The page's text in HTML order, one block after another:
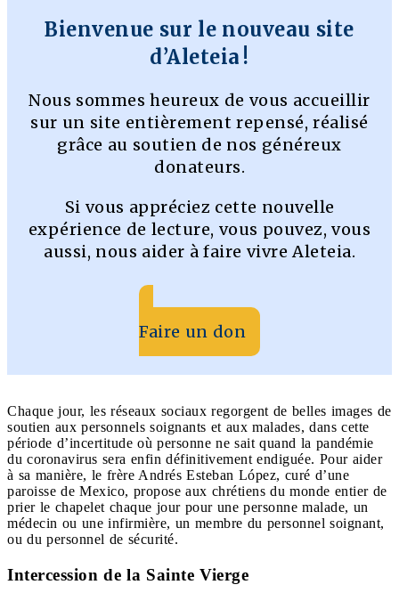
Bienvenue sur le nouveau site
d’Aleteia !
Nous sommes heureux de vous accueillir
sur un site entièrement repensé, réalisé
grâce au soutien de nos généreux
donateurs.
Si vous appréciez cette nouvelle
expérience de lecture, vous pouvez, vous
aussi, nous aider à faire vivre Aleteia.
Faire un don
Chaque jour, les réseaux sociaux regorgent de belles images de
soutien aux personnels soignants et aux malades, dans cette
période d’incertitude où personne ne sait quand la pandémie
du coronavirus sera enfin définitivement endiguée. Pour aider
à sa manière, le frère Andrés Esteban López, curé d’une
paroisse de Mexico, propose aux chrétiens du monde entier de
prier le chapelet chaque jour pour une personne malade, un
médecin ou une infirmière, un membre du personnel soignant,
ou du personnel de sécurité.
Intercession de la Sainte Vierge